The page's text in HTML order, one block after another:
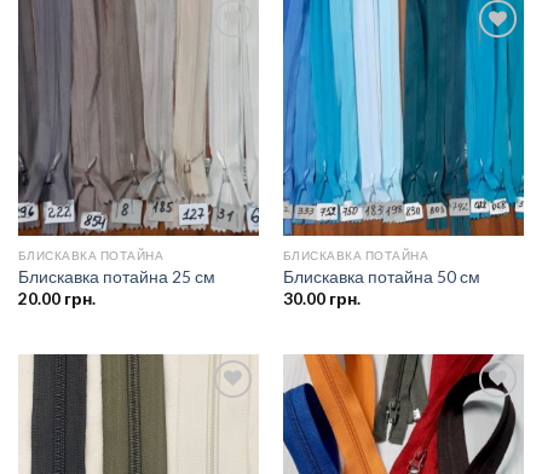
списку
БЛИСКАВКА ПОТАЙНА
Блискавка потайна 25 см
20.00грн.
БЛИСКАВКА ПОТАЙНА
Блискавка потайна 50 см
30.00грн.
Додати
до
списку
бажань